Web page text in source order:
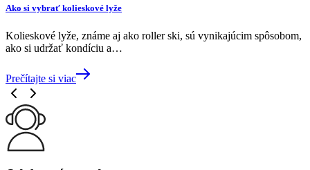
Ako si vybrať kolieskové lyže
Kolieskové lyže, známe aj ako roller ski, sú vynikajúcim spôsobom,
ako si udržať kondíciu a…
Prečítajte si viac